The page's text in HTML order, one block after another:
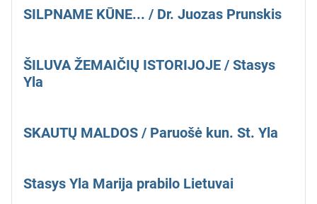
SILPNAME KŪNE... / Dr. Juozas Prunskis
ŠILUVA ŽEMAIČIŲ ISTORIJOJE / Stasys
Yla
SKAUTŲ MALDOS / Paruošė kun. St. Yla
Stasys Yla Marija prabilo Lietuvai